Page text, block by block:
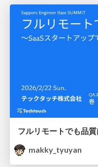
フルリモートでも品
makky_tyuyan